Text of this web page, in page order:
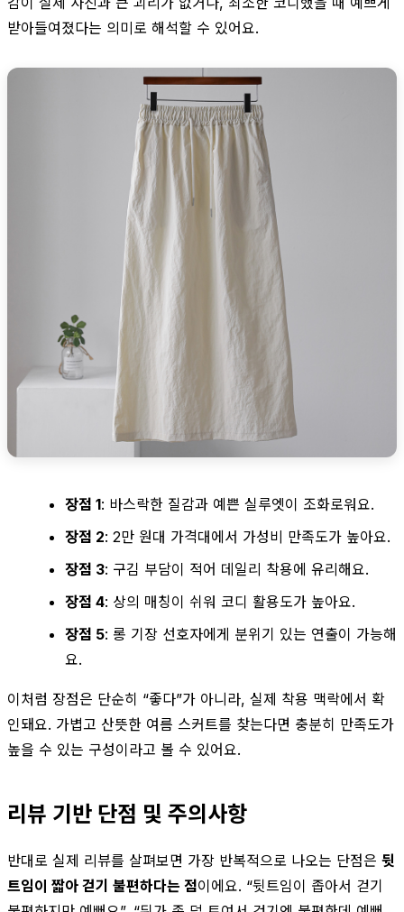
받아들여졌다는 의미로 해석할 수 있어요.
장점 1: 바스락한 질감과 예쁜 실루엣이 조화로워요.
장점 2: 2만 원대 가격대에서 가성비 만족도가 높아요.
장점 3: 구김 부담이 적어 데일리 착용에 유리해요.
장점 4: 상의 매칭이 쉬워 코디 활용도가 높아요.
장점 5: 롱 기장 선호자에게 분위기 있는 연출이 가능해
요.
이처럼 장점은 단순히 “좋다”가 아니라, 실제 착용 맥락에서 확
인돼요. 가볍고 산뜻한 여름 스커트를 찾는다면 충분히 만족도가
높을 수 있는 구성이라고 볼 수 있어요.
리뷰 기반 단점 및 주의사항
반대로 실제 리뷰를 살펴보면 가장 반복적으로 나오는 단점은 뒷
트임이 짧아 걷기 불편하다는 점이에요. “뒷트임이 좁아서 걷기